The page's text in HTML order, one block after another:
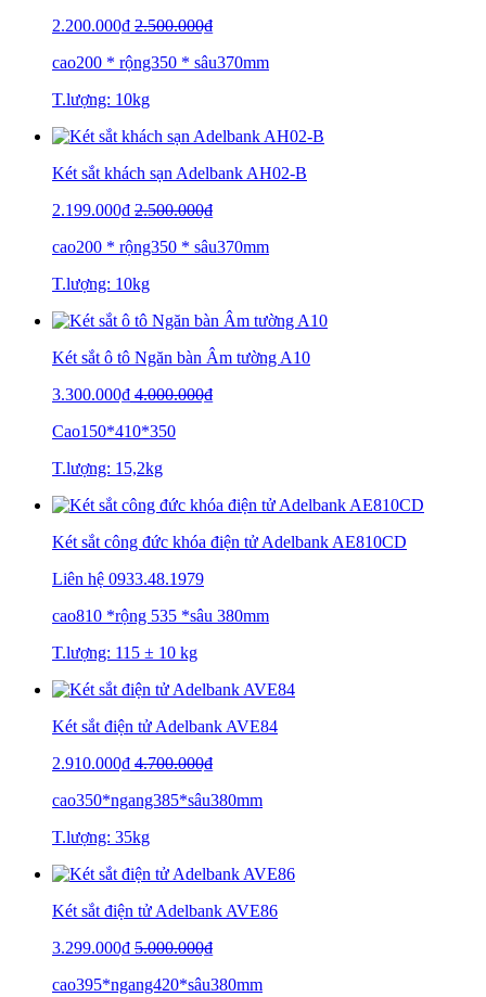
2.200.000₫ 2.500.000₫
cao200 * rộng350 * sâu370mm
T.lượng: 10kg
Két sắt khách sạn Adelbank AH02-B
2.199.000₫ 2.500.000₫
cao200 * rộng350 * sâu370mm
T.lượng: 10kg
Két sắt ô tô Ngăn bàn Âm tường A10
3.300.000₫ 4.000.000₫
Cao150*410*350
T.lượng: 15,2kg
Két sắt công đức khóa điện tử Adelbank AE810CD
Liên hệ 0933.48.1979
cao810 *rộng 535 *sâu 380mm
T.lượng: 115 ± 10 kg
Két sắt điện tử Adelbank AVE84
2.910.000₫ 4.700.000₫
cao350*ngang385*sâu380mm
T.lượng: 35kg
Két sắt điện tử Adelbank AVE86
3.299.000₫ 5.000.000₫
cao395*ngang420*sâu380mm